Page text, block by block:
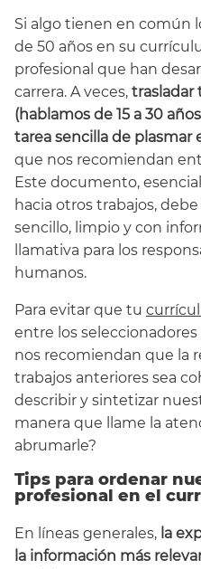
Si algo tienen en común
de 50 años en su
profesional que han
carrera. A veces, trasladar
(hablamos de 15 a 30
tarea sencilla de
que nos recomiendan
Este documento,
hacia otros trabajos,
sencillo, limpio y con
llamativa para los
humanos.
Para evitar que tu
entre los
nos recomiendan que la
trabajos anteriores sea
describir y sintetizar
manera que llame la
abrumarle?
Tips para ordenar
profesional en el
En líneas generales, la
la información más